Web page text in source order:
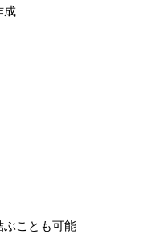
成
ぶことも可能